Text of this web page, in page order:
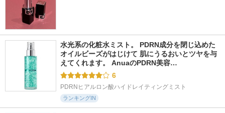
水光系の化粧水ミスト。 PDRN成分を閉じ込めた
オイルビーズがはじけて 肌にうるおいとツヤを与
えてくれます。 AnuaのPDRN美容…
6
PDRNヒアルロン酸ハイドレイティングミスト
ランキングIN